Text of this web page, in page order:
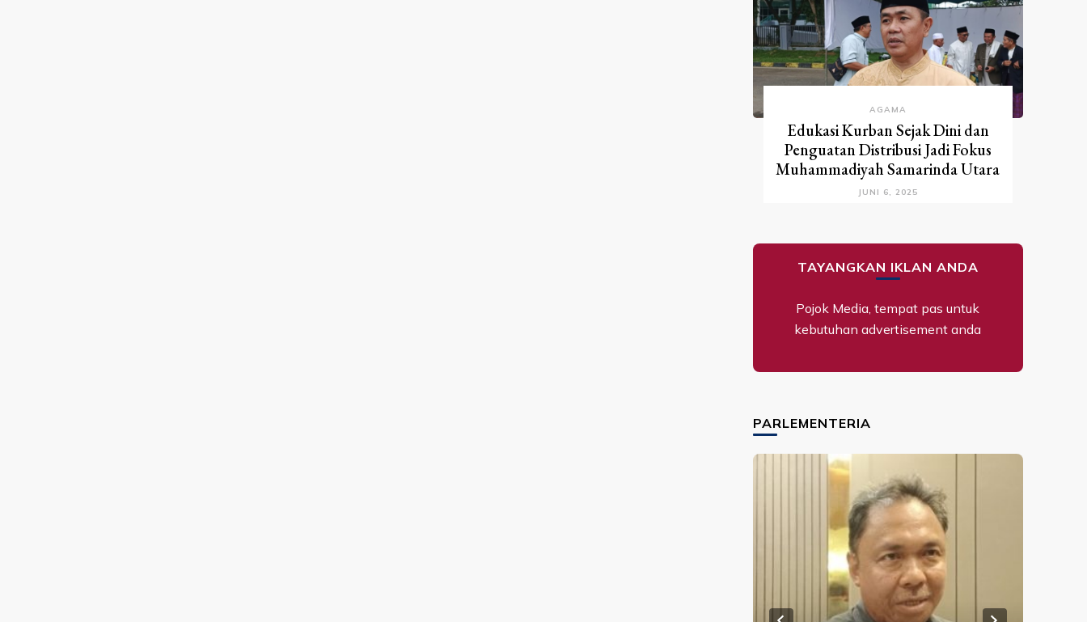
AGAMA
Edukasi Kurban Sejak Dini dan
Penguatan Distribusi Jadi Fokus
Muhammadiyah Samarinda Utara
JUNI 6, 2025
TAYANGKAN IKLAN ANDA
Pojok Media, tempat pas untuk
kebutuhan advertisement anda
PARLEMENTERIA